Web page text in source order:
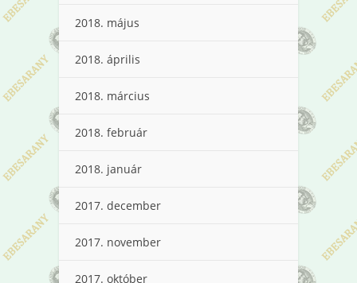
2018. május
2018. április
2018. március
2018. február
2018. január
2017. december
2017. november
2017. október